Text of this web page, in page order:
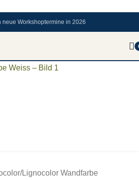
neue Workshoptermine in 2026
/Lignocolor Wandfarbe